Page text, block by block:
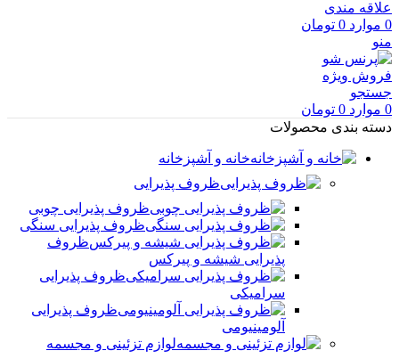
علاقه مندی
0 موارد 0 تومان
منو
فروش ویژه
جستجو
0 موارد 0 تومان
دسته بندی محصولات
خانه و آشپزخانه
ظروف پذیرایی
ظروف پذیرایی چوبی
ظروف پذیرایی سنگی
ظروف
پذیرایی شیشه و پیرکس
ظروف پذیرایی
سرامیکی
ظروف پذیرایی
آلومینیومی
لوازم تزئینی و مجسمه